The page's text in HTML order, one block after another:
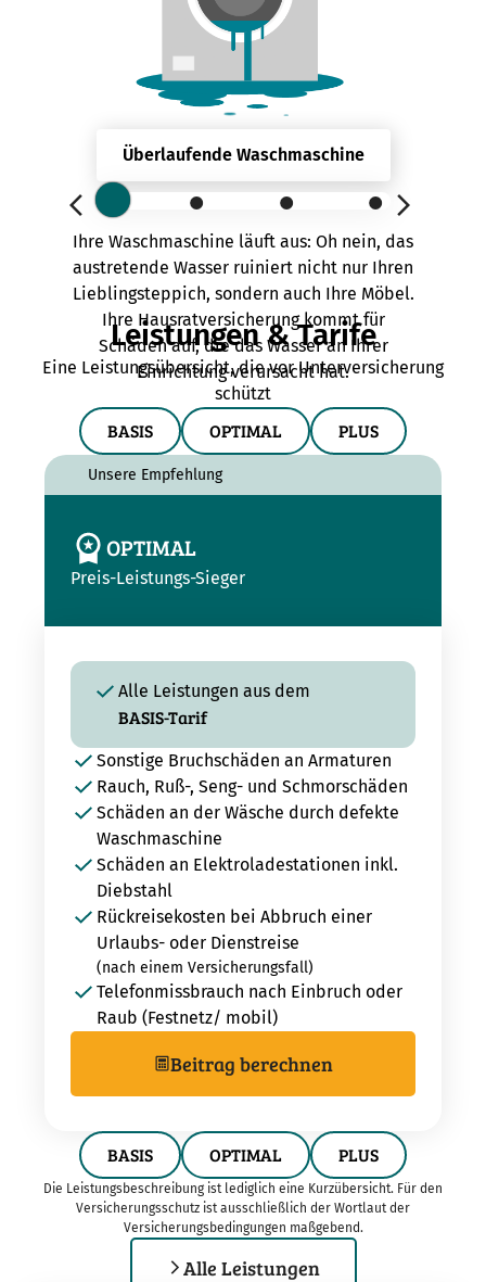
Überlaufende Waschmaschine
Ihre Waschmaschine läuft aus: Oh nein, das
austretende Wasser ruiniert nicht nur Ihren
Lieblingsteppich, sondern auch Ihre Möbel.
Ihre Hausratversicherung kommt für
Schäden auf, die das Wasser an Ihrer
Einrichtung verursacht hat.
Leistungen & Tarife
Eine Leistungsübersicht, die vor Unterversicherung
schützt
BASIS OPTIMAL PLUS
Unsere Empfehlung
OPTIMAL
Preis-Leistungs-Sieger
Alle Leistungen aus dem
BASIS-Tarif
Sonstige Bruchschäden an Armaturen
Rauch, Ruß-, Seng- und Schmorschäden
Schäden an der Wäsche durch defekte
Waschmaschine
Schäden an Elektroladestationen inkl.
Diebstahl
Rückreisekosten bei Abbruch einer
Urlaubs- oder Dienstreise
(nach einem Versicherungsfall)
Telefonmissbrauch nach Einbruch oder
Raub (Festnetz/ mobil)
Beitrag berechnen
BASIS OPTIMAL PLUS
Die Leistungsbeschreibung ist lediglich eine Kurzübersicht. Für den
Versicherungsschutz ist ausschließlich der Wortlaut der
Versicherungsbedingungen maßgebend.
Alle Leistungen